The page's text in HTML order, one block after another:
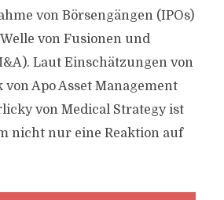
von Börsengängen (IPOs)
von Fusionen und
Laut Einschätzungen von
Apo Asset Management
von Medical Strategy ist
nicht nur eine Reaktion auf